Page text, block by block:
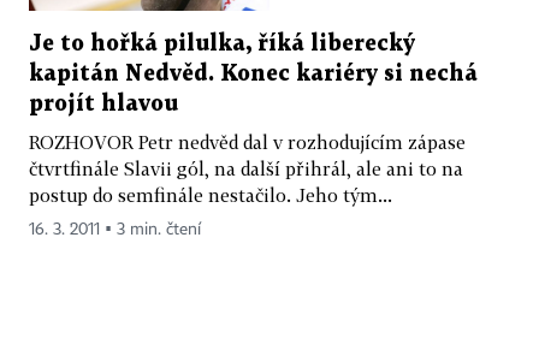
Je to hořká pilulka, říká liberecký
kapitán Nedvěd. Konec kariéry si nechá
projít hlavou
ROZHOVOR Petr nedvěd dal v rozhodujícím zápase
čtvrtfinále Slavii gól, na další přihrál, ale ani to na
postup do semfinále nestačilo. Jeho tým...
16. 3. 2011 ▪ 3 min. čtení